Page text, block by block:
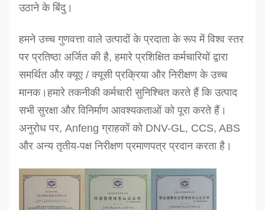
उठाने के बिंदु।
हमने उच्च गुणवत्ता वाले उत्पादों के प्रदाता के रूप में विश्व स्तर
पर प्रतिष्ठा अर्जित की है, हमारे प्रशिक्षित कर्मचारियों द्वारा
समर्थित और क्यूए / क्यूसी प्रक्रिया और निरीक्षण के उच्च
मानक।हमारे तकनीकी कर्मचारी सुनिश्चित करते हैं कि उत्पाद
सभी सुरक्षा और विनिर्माण आवश्यकताओं को पूरा करते हैं।
अनुरोध पर, Anfeng ग्राहकों को DNV-GL, CCS, ABS
और अन्य तृतीय-पक्ष निरीक्षण प्रमाणपत्र प्रदान करता है।